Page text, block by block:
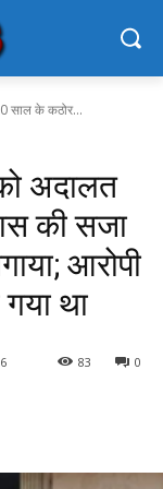
साल के कठोर...
अदालत
की सजा
आरोपी
था
0
83